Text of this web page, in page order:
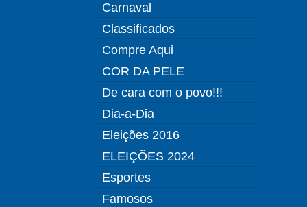
Carnaval
Classificados
Compre Aqui
COR DA PELE
De cara com o povo!!!
Dia-a-Dia
Eleições 2016
ELEIÇÕES 2024
Esportes
Famosos